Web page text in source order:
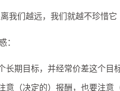
我们越远，我们就越不珍惜它
：
长期目标，并经常价差这个目
意（决定的）报酬，也要注意